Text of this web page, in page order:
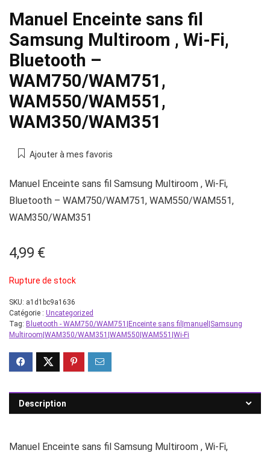
Manuel Enceinte sans fil
Samsung Multiroom , Wi-Fi,
Bluetooth –
WAM750/WAM751,
WAM550/WAM551,
WAM350/WAM351
Ajouter à mes favoris
Manuel Enceinte sans fil Samsung Multiroom , Wi-Fi,
Bluetooth – WAM750/WAM751, WAM550/WAM551,
WAM350/WAM351
4,99 €
Rupture de stock
SKU: a1d1bc9a1636
Catégorie : Uncategorized
Tag: Bluetooth - WAM750/WAM751|Enceinte sans fil|manuel|Samsung
Multiroom|WAM350/WAM351|WAM550|WAM551|Wi-Fi
Description
Manuel Enceinte sans fil Samsung Multiroom , Wi-Fi,